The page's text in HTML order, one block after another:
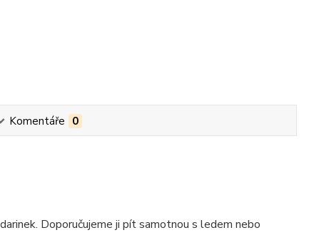
Komentáře 0
Doporučujeme ji pít samotnou s ledem nebo